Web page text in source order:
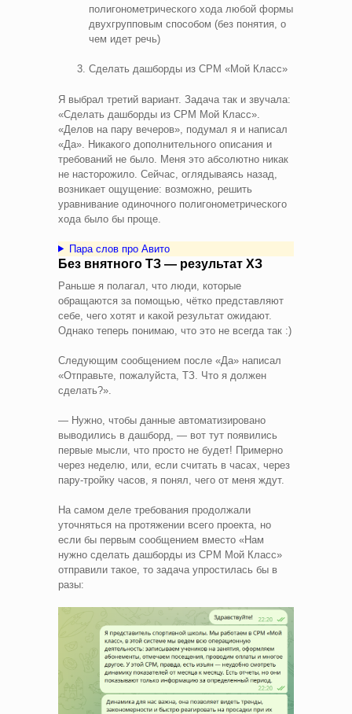
полигонометрического хода любой формы
двухгрупповым способом (без понятия, о
чем идет речь)
Сделать дашборды из СРМ «Мой Класс»
Я выбрал третий вариант. Задача так и звучала:
«Сделать дашборды из СРМ Мой Класс».
«Делов на пару вечеров», подумал я и написал
«Да». Никакого дополнительного описания и
требований не было. Меня это абсолютно никак
не насторожило. Сейчас, оглядываясь назад,
возникает ощущение: возможно, решить
уравнивание одиночного полигонометрического
хода было бы проще.
Пара слов про Авито
Без внятного ТЗ — результат ХЗ
Раньше я полагал, что люди, которые
обращаются за помощью, чётко представляют
себе, чего хотят и какой результат ожидают.
Однако теперь понимаю, что это не всегда так :)
Следующим сообщением после «Да» написал
«Отправьте, пожалуйста, ТЗ. Что я должен
сделать?».
— Нужно, чтобы данные автоматизировано
выводились в дашборд, — вот тут появились
первые мысли, что просто не будет! Примерно
через неделю, или, если считать в часах, через
пару-тройку часов, я понял, чего от меня ждут.
На самом деле требования продолжали
уточняться на протяжении всего проекта, но
если бы первым сообщением вместо «Нам
нужно сделать дашборды из СРМ Мой Класс»
отправили такое, то задача упростилась бы в
разы: